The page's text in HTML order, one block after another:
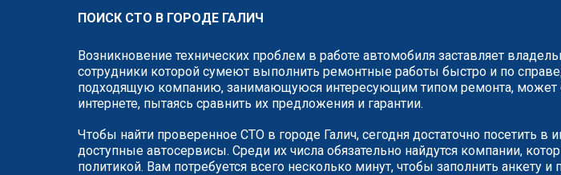
ПОИСК СТО В ГОРОДЕ ГАЛИЧ
Возникновение технических проблем в работе автомобиля заставляет
сотрудники которой сумеют выполнить ремонтные работы быстро и по
подходящую компанию, занимающуюся интересующим типом ремонта, может
интернете, пытаясь сравнить их предложения и гарантии.
Чтобы найти проверенное СТО в городе Галич, сегодня достаточно посетить
доступные автосервисы. Среди их числа обязательно найдутся компании,
политикой. Вам потребуется всего несколько минут, чтобы заполнить